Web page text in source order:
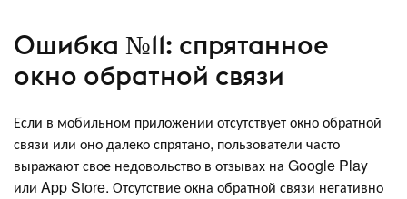
Ошибка №11: спрятанное
окно обратной связи
Если в мобильном приложении отсутствует окно обратной
связи или оно далеко спрятано, пользователи часто
выражают свое недовольство в отзывах на Google Play
или App Store. Отсутствие окна обратной связи негативно